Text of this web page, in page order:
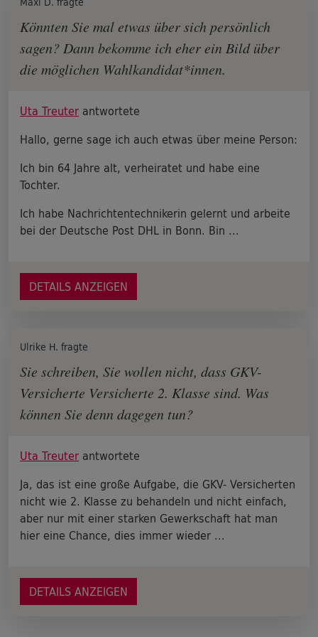
Könnten Sie mal etwas über sich persönlich
sagen? Dann bekomme ich eher ein Bild über
die möglichen Wahlkandidat*innen.
Uta Treuter antwortete
Hallo, gerne sage ich auch etwas über meine Person:
Ich bin 64 Jahre alt, verheiratet und habe eine
Tochter.
Ich habe Nachrichtentechnikerin gelernt und arbeite
bei der Deutsche Post DHL in Bonn. Bin ...
DETAILS ANZEIGEN
Ulrike H. fragte
Sie schreiben, Sie wollen nicht, dass GKV-
Versicherte Versicherte 2. Klasse sind. Was
können Sie denn dagegen tun?
Uta Treuter antwortete
Ja, das ist eine große Aufgabe, die GKV- Versicherten
nicht wie 2. Klasse zu behandeln und nicht einfach,
aber nur mit einer starken Gewerkschaft hat man
hier eine Chance, dies immer wieder ...
DETAILS ANZEIGEN